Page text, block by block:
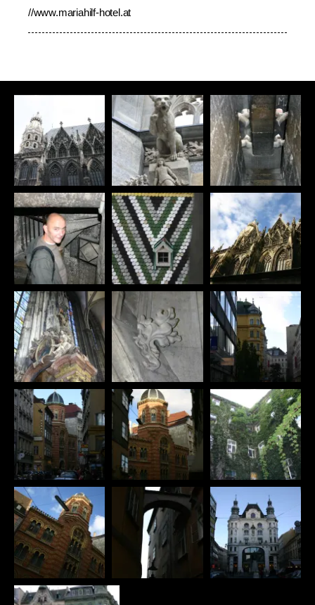
//www.mariahilf-hotel.at